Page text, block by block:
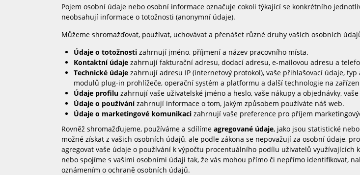
Pojem osobní údaje nebo osobní informace označuje cokoli týkající se konkrétního
neobsahují informace o totožnosti (anonymní údaje).
Můžeme shromažďovat, používat, uchovávat a přenášet různé druhy vašich osobních
Údaje o totožnostizahrnují jméno, příjmení a název pracovního místa.
Kontaktní údajezahrnují fakturační adresu, dodací adresu, e-mailovou adresu a
Technické údajezahrnují adresu IP (internetový protokol), vaše přihlašovací údaje,
modulů plug-in prohlížeče, operační systém a platformu a další technologie na
Údaje profiluzahrnují vaše uživatelské jméno a heslo, vaše nákupy a objednávky,
Údaje o používánízahrnují informace o tom, jakým způsobem používáte náš web.
Údaje o marketingové komunikacizahrnují vaše preference pro příjem
Rovněž shromažďujeme, používáme a sdílíme agregované údaje, jako jsou statistické
možné získat z vašich osobních údajů, ale podle zákona se nepovažují za osobní údaje,
agregovat vaše údaje o používání k výpočtu procentuálního podílu uživatelů
nebo spojíme s vašimi osobními údaji tak, že vás mohou přímo či nepřímo identifikovat,
oznámením o ochraně osobních údajů.